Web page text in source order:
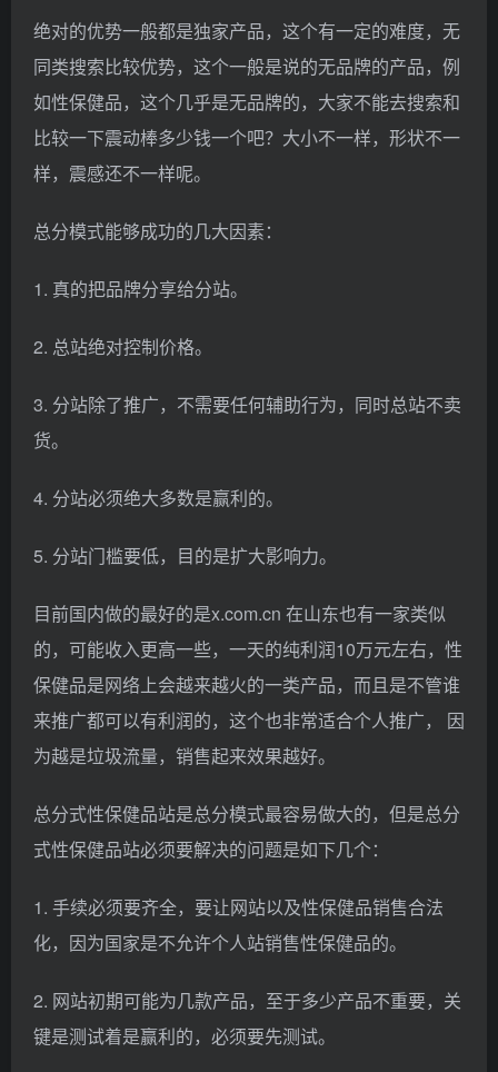
绝对的优势一般都是独家产品，这个有一定的难度，无
同类搜索比较优势，这个一般是说的无品牌的产品，例
如性保健品，这个几乎是无品牌的，大家不能去搜索和
比较一下震动棒多少钱一个吧？大小不一样，形状不一
样，震感还不一样呢。
总分模式能够成功的几大因素：
1. 真的把品牌分享给分站。
2. 总站绝对控制价格。
3. 分站除了推广，不需要任何辅助行为，同时总站不卖
货。
4. 分站必须绝大多数是赢利的。
5. 分站门槛要低，目的是扩大影响力。
目前国内做的最好的是x.com.cn 在山东也有一家类似
的，可能收入更高一些，一天的纯利润10万元左右，性
保健品是网络上会越来越火的一类产品，而且是不管谁
来推广都可以有利润的，这个也非常适合个人推广， 因
为越是垃圾流量，销售起来效果越好。
总分式性保健品站是总分模式最容易做大的，但是总分
式性保健品站必须要解决的问题是如下几个：
1. 手续必须要齐全，要让网站以及性保健品销售合法
化，因为国家是不允许个人站销售性保健品的。
2. 网站初期可能为几款产品，至于多少产品不重要，关
键是测试着是赢利的，必须要先测试。